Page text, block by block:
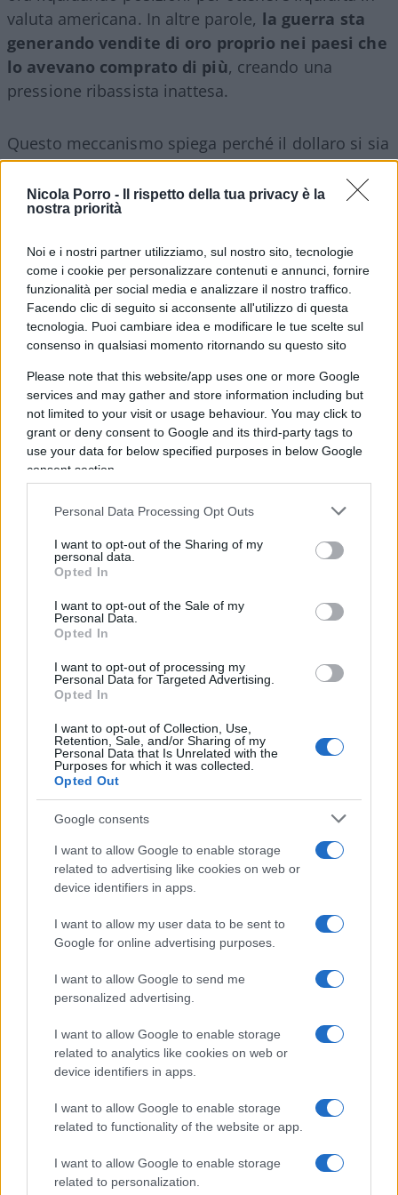
Nicola Porro -
Il rispetto della tua privacy è la
nostra priorità
Noi e i nostri partner utilizziamo, sul nostro sito, tecnologie
come i cookie per personalizzare contenuti e annunci, fornire
funzionalità per social media e analizzare il nostro traffico.
Facendo clic di seguito si acconsente all'utilizzo di questa
tecnologia. Puoi cambiare idea e modificare le tue scelte sul
consenso in qualsiasi momento ritornando su questo sito
Please note that this website/app uses one or more Google
services and may gather and store information including but
not limited to your visit or usage behaviour. You may click to
grant or deny consent to Google and its third-party tags to
use your data for below specified purposes in below Google
consent section.
Personal Data Processing Opt Outs
I want to opt-out of the Sharing of my
personal data.
Opted In
I want to opt-out of the Sale of my
Personal Data.
Opted In
I want to opt-out of processing my
Personal Data for Targeted Advertising.
Opted In
I want to opt-out of Collection, Use,
Retention, Sale, and/or Sharing of my
Personal Data that Is Unrelated with the
Purposes for which it was collected.
Opted Out
Google consents
I want to allow Google to enable storage
related to advertising like cookies on web or
device identifiers in apps.
I want to allow my user data to be sent to
Google for online advertising purposes.
I want to allow Google to send me
personalized advertising.
I want to allow Google to enable storage
related to analytics like cookies on web or
device identifiers in apps.
I want to allow Google to enable storage
related to functionality of the website or app.
I want to allow Google to enable storage
related to personalization.
valuta americana. In altre parole, la guerra sta
generando vendite di oro proprio nei paesi che
lo avevano comprato di più, creando una
pressione ribassista inattesa.
Questo meccanismo spiega perché il dollaro si sia
rafforzato rapidamente contro euro e altre valute,
diventando la vera ancora di stabilità in un
contesto dominato dall’incertezza.
Wall Street tra volatilità e rischio
shock energetico
vivendo una fase di forte instabilità, con
rimbalzi improvvisi legati a brevi spiragli di
ottimismo sul fronte energetico. Le ricoperture
alimentano movimenti rapidi, ma la tendenza di
fondo resta fragile: ribassista nel breve periodo,
neutrale nel medio e ancora positiva nel lungo
Il vero rischio è legato al petrolio.
aumento dei prezzi energetici potrebbe colpire
direttamente l’economia americana
industriali e la riduzione dell’export causata dal
dollaro forte.
In questo scenario, una discesa più marcata di
Wall Street potrebbe trascinare con sé anche
l’Europa, aprendo la strada a una possibile
recessione globale. I mercati americani restano
infatti su valutazioni elevate e basterebbe una
revisione delle aspettative sui tassi o
sull’inflazione per innescare una correzione
più profonda.
Lo scenario del rimbalzo e la
variabile geopolitica
Nonostante il quadro incerto, alcuni operatori
continuano a sperare in una soluzione rapida
Una stabilizzazione del
petrolio e un indebolimento del dollaro
rimbalzo delle borse, replicando dinamiche già
viste in passato durante momenti di tensione